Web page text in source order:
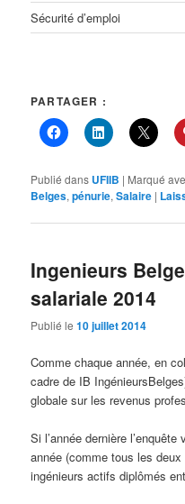
Sécurité d’emploi
PARTAGER :
Publié dans UFIIB | Marqué
Belges,pénurie,Salaire |
Ingenieurs
salariale 2014
Publié le10 juillet 2014
Comme chaque année, en
cadre de IB
globale sur les revenus
Si l’année dernière
année (comme tous les
ingénieurs actifs diplômés